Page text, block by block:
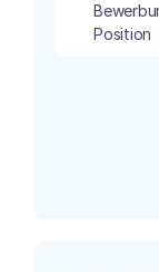
Position